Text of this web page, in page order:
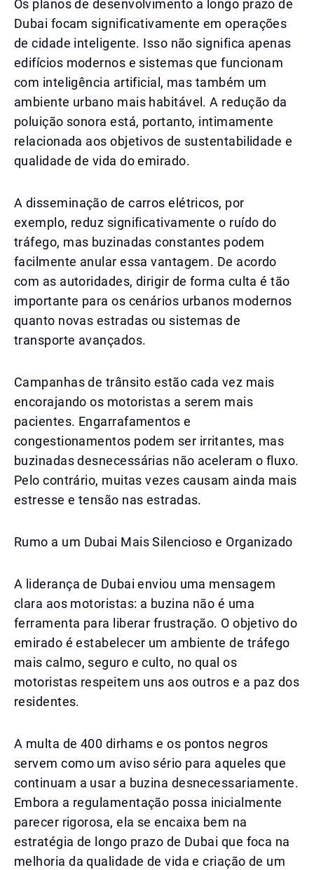
Os planos de desenvolvimento a longo prazo de
Dubai focam significativamente em operações
de cidade inteligente. Isso não significa apenas
edifícios modernos e sistemas que funcionam
com inteligência artificial, mas também um
ambiente urbano mais habitável. A redução da
poluição sonora está, portanto, intimamente
relacionada aos objetivos de sustentabilidade e
qualidade de vida do emirado.
A disseminação de carros elétricos, por
exemplo, reduz significativamente o ruído do
tráfego, mas buzinadas constantes podem
facilmente anular essa vantagem. De acordo
com as autoridades, dirigir de forma culta é tão
importante para os cenários urbanos modernos
quanto novas estradas ou sistemas de
transporte avançados.
Campanhas de trânsito estão cada vez mais
encorajando os motoristas a serem mais
pacientes. Engarrafamentos e
congestionamentos podem ser irritantes, mas
buzinadas desnecessárias não aceleram o fluxo.
Pelo contrário, muitas vezes causam ainda mais
estresse e tensão nas estradas.
Rumo a um Dubai Mais Silencioso e Organizado
A liderança de Dubai enviou uma mensagem
clara aos motoristas: a buzina não é uma
ferramenta para liberar frustração. O objetivo do
emirado é estabelecer um ambiente de tráfego
mais calmo, seguro e culto, no qual os
motoristas respeitem uns aos outros e a paz dos
residentes.
A multa de 400 dirhams e os pontos negros
servem como um aviso sério para aqueles que
continuam a usar a buzina desnecessariamente.
Embora a regulamentação possa inicialmente
parecer rigorosa, ela se encaixa bem na
estratégia de longo prazo de Dubai que foca na
melhoria da qualidade de vida e criação de um